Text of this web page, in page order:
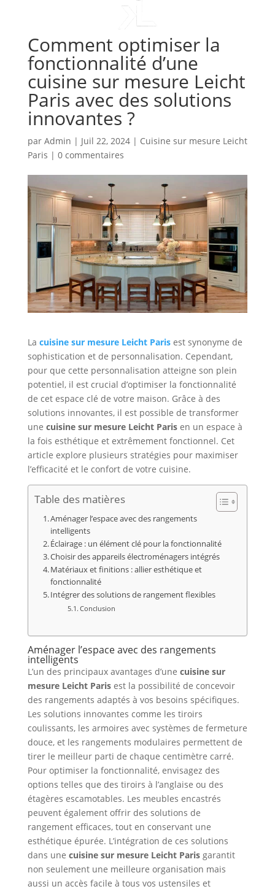
Comment optimiser la
fonctionnalité d’une
cuisine sur mesure Leicht
Paris avec des solutions
innovantes ?
par Admin | Juil 22, 2024| Cuisine sur mesure Leicht
Paris | 0 commentaires
La cuisine sur mesure Leicht Paris est synonyme de
sophistication et de personnalisation. Cependant,
pour que cette personnalisation atteigne son plein
potentiel, il est crucial d’optimiser la fonctionnalité
de cet espace clé de votre maison. Grâce à des
solutions innovantes, il est possible de transformer
une cuisine sur mesure Leicht Parisen un espace à
la fois esthétique et extrêmement fonctionnel. Cet
article explore plusieurs stratégies pour maximiser
l’efficacité et le confort de votre cuisine.
Table des matières
Aménager l’espace avec des rangements
intelligents
Éclairage : un élément clé pour la fonctionnalité
Choisir des appareils électroménagers intégrés
Matériaux et finitions : allier esthétique et
fonctionnalité
Intégrer des solutions de rangement flexibles
Conclusion
Aménager l’espace avec des rangements
intelligents
L’un des principaux avantages d’une cuisine sur
mesure Leicht Parisest la possibilité de concevoir
des rangements adaptés à vos besoins spécifiques.
Les solutions innovantes comme les tiroirs
coulissants, les armoires avec systèmes de fermeture
douce, et les rangements modulaires permettent de
tirer le meilleur parti de chaque centimètre carré.
Pour optimiser la fonctionnalité, envisagez des
options telles que des tiroirs à l’anglaise ou des
étagères escamotables. Les meubles encastrés
peuvent également offrir des solutions de
rangement efficaces, tout en conservant une
esthétique épurée. L’intégration de ces solutions
dans une cuisine sur mesure Leicht Parisgarantit
non seulement une meilleure organisation mais
aussi un accès facile à tous vos ustensiles et